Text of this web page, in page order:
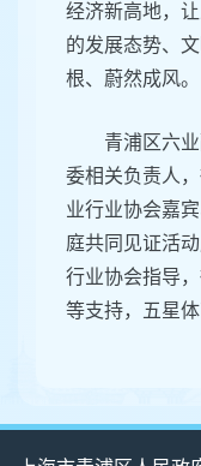
经济新高地，
的发展态势、
根、蔚然成风。
青浦区六
委相关负责人
业行业协会嘉
庭共同见证活
行业协会指导
等支持，五星体